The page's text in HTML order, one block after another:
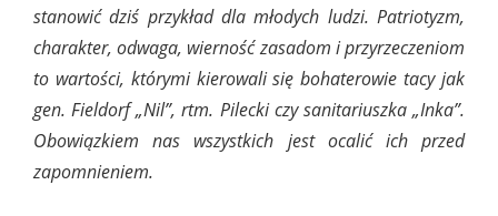
stanowić dziś przykład dla młodych ludzi. Patriotyzm,
charakter, odwaga, wierność zasadom i przyrzeczeniom
to wartości, którymi kierowali się bohaterowie tacy jak
gen. Fieldorf „Nil”, rtm. Pilecki czy sanitariuszka „Inka”.
Obowiązkiem nas wszystkich jest ocalić ich przed
zapomnieniem.